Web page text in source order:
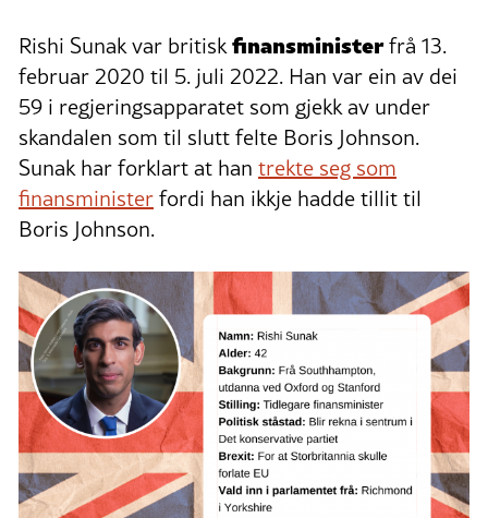
Rishi Sunak var britiskfinansministerfrå 13.
februar 2020 til 5. juli 2022. Han var ein av dei
59 i regjeringsapparatet som gjekk av under
skandalen som til slutt felte Boris Johnson.
Sunak har forklart at han trekte seg som
finansministerfordi han ikkje hadde tillit til
Boris Johnson.